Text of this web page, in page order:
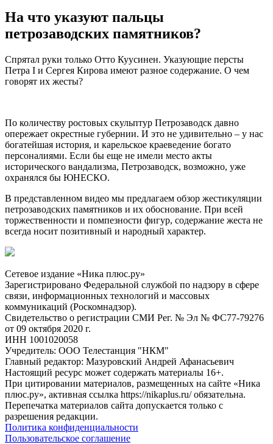
На что указуют пальцы
петрозаводских памятников?
Спрятал руки только Отто Куусинен. Указующие персты
Петра I и Сергея Кирова имеют разное содержание. О чем
говорят их жесты?
По количеству ростовых скульптур Петрозаводск давно
опережает окрестные губернии. И это не удивительно – у нас
богатейшая история, и карельское краеведение богато
персоналиями. Если бы еще не имели место акты
исторического вандализма, Петрозаводск, возможно, уже
охранялся бы ЮНЕСКО.
В представленном видео мы предлагаем обзор жестикуляции
петрозаводских памятников и их обоснование. При всей
торжественности и помпезности фигур, содержание жеста не
всегда носит позитивный и народный характер.
Сетевое издание «Ника плюс.ру»
Зарегистрировано Федеральной службой по надзору в сфере
связи, информационных технологий и массовых
коммуникаций (Роскомнадзор).
Свидетельство о регистрации СМИ Рег. № Эл № ФС77-79276
от 09 октября 2020 г.
ИНН 1001020058
Учредитель: ООО Телестанция "НКМ"
Главный редактор: Мазуровский Андрей Афанасьевич
Настоящий ресурс может содержать материалы 16+.
При цитировании материалов, размещенных на сайте «Ника
плюс.ру», активная ссылка https://nikaplus.ru/ обязательна.
Перепечатка материалов сайта допускается только с
разрешения редакции.
Политика конфиденциальности
Пользовательское соглашение